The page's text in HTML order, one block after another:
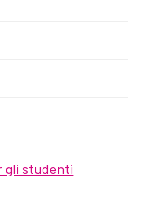
gli studenti